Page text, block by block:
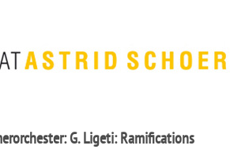
G. Ligeti: Ramifications